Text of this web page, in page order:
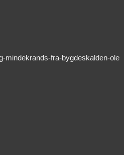
mindekrands-fra-bygdeskalden-ole